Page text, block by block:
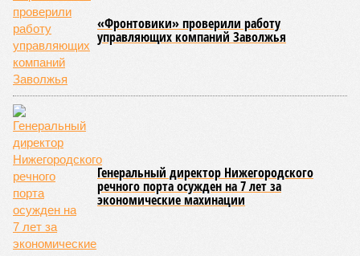
«Фронтовики» проверили работу
управляющих компаний Заволжья
Генеральный директор Нижегородского
речного порта осужден на 7 лет за
экономические махинации